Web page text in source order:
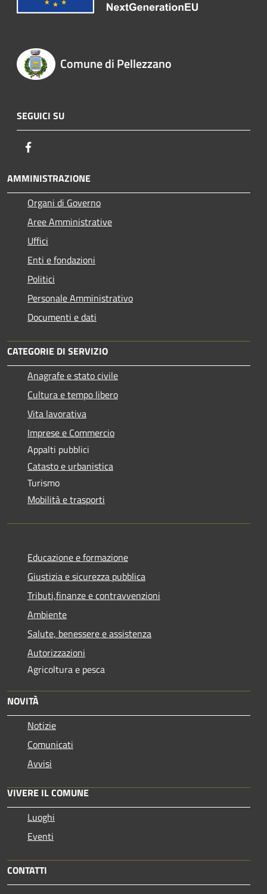
Comune di Pellezzano
SEGUICI SU
AMMINISTRAZIONE
Organi di Governo
Aree Amministrative
Uffici
Enti e fondazioni
Politici
Personale Amministrativo
Documenti e dati
CATEGORIE DI SERVIZIO
Anagrafe e stato civile
Cultura e tempo libero
Vita lavorativa
Imprese e Commercio
Appalti pubblici
Catasto e urbanistica
Turismo
Mobilità e trasporti
Educazione e formazione
Giustizia e sicurezza pubblica
Tributi,finanze e contravvenzioni
Ambiente
Salute, benessere e assistenza
Autorizzazioni
Agricoltura e pesca
NOVITÀ
Notizie
Comunicati
Avvisi
VIVERE IL COMUNE
Luoghi
Eventi
CONTATTI